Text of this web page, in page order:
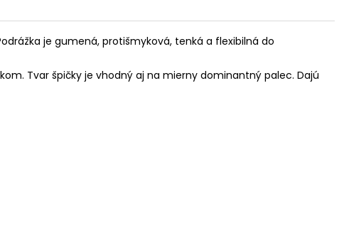
je gumená, protišmyková, tenká a flexibilná do
Tvar špičky je vhodný aj na mierny dominantný palec. Dajú